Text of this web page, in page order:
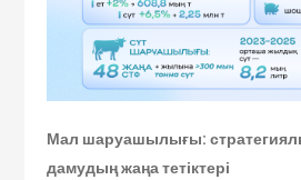
Мал шаруашылығы:
дамудың жаңа тетіктері